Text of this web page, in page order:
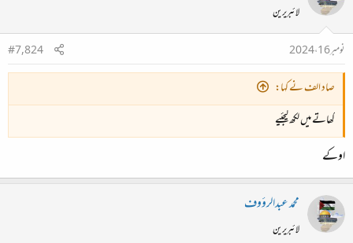
لائبریرین
نومبر 16، 2024
#7,824
صاد الف نے کہا:
کھاتے میں لکھ لیجئیے
اوکے
محمد عبدالرؤوف
لائبریرین